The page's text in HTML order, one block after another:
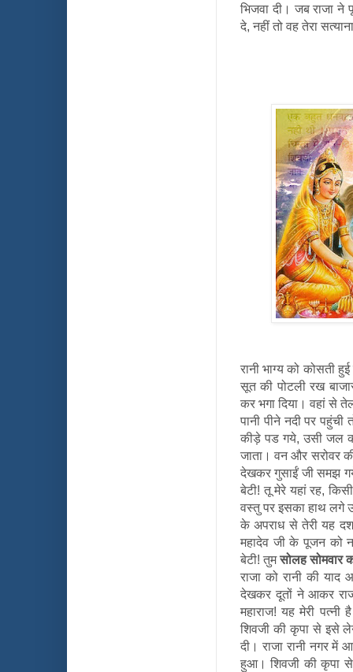
भिजवा दी। जब राजा ने
दे, नहीं तो वह तेरा
रानी भाग्य को कोसती
सूत की पोटली रख
कर भगा दिया। वहां से
पानी पीने नदी पर
कीड़े पड गये, उसी जल
जाता। वन और सरोवर
देखकर गुसाईं जी समझ
बेटी! तू मेरे यहां रह,
वस्तु पर इसका हाथ लगे
के अपराध से तेरी यह
महादेव जी के पूजन को
बेटी! तुमसोलह सोमवार
राजा को रानी की
देखकर दूतों ने आकर
महाराज! यह मेरी
शिवजी की कृपा से इसे
दी। राजा रानी नगर में
हुआ। शिवजी की कृपा से